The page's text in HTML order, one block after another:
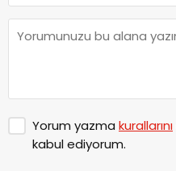
Yorum yazma kurallarını
kabul ediyorum.